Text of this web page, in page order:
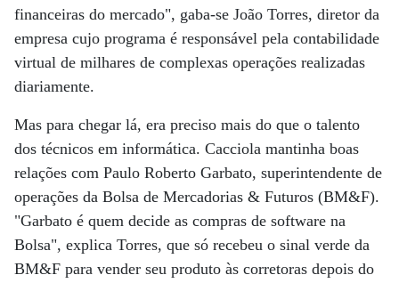
financeiras do mercado", gaba-se João Torres, diretor da
empresa cujo programa é responsável pela contabilidade
virtual de milhares de complexas operações realizadas
diariamente.
Mas para chegar lá, era preciso mais do que o talento
dos técnicos em informática. Cacciola mantinha boas
relações com Paulo Roberto Garbato, superintendente de
operações da Bolsa de Mercadorias & Futuros (BM&F).
"Garbato é quem decide as compras de software na
Bolsa", explica Torres, que só recebeu o sinal verde da
BM&F para vender seu produto às corretoras depois do